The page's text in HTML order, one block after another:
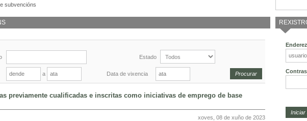
subvencións
Estado
a Data de vixencia
previamente cualificadas e inscritas como iniciativas de emprego de base
xoves, 08 de xuño de 2023